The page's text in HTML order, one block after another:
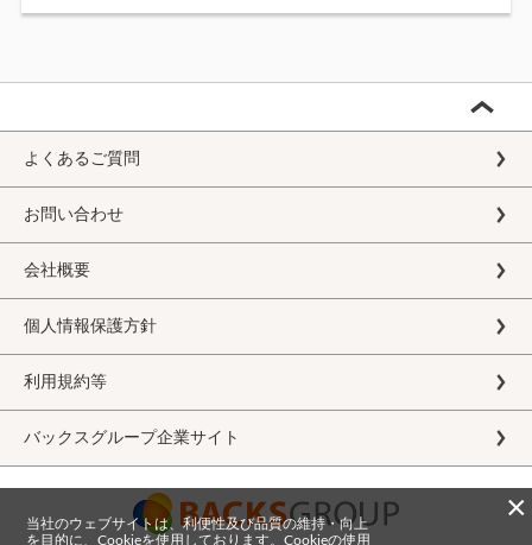
よくあるご質問
お問い合わせ
会社概要
個人情報保護方針
利用規約等
バックスグループ企業サイト
×
当社のウェブサイトは、利便性及び品質の維持・向上
を目的に、Cookieを使用しております。Cookieの使用